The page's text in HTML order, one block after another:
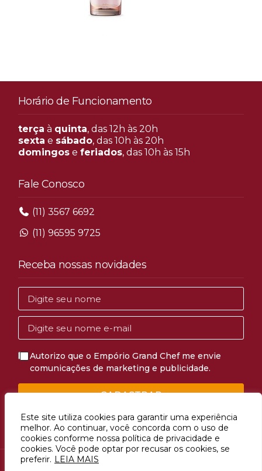
Este site utiliza cookies para garantir uma experiência
melhor. Ao continuar, você concorda com o uso de
cookies conforme nossa política de privacidade e
cookies. Você pode optar por recusar os cookies, se
preferir. LEIA MAIS
Horário de Funcionamento
terça à quinta, das 12h às 20h
sexta e sábado, das 10h às 20h
domingose feriados, das 10h às 15h
Fale Conosco
(11) 3567 6692
(11) 96595 9725
Receba nossas novidades
Autorizo que o Empório Grand Chef me envie
comunicações de marketing e publicidade.
CADASTRAR